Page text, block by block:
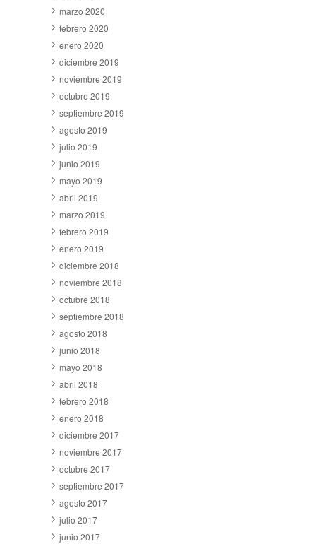
marzo 2020
febrero 2020
enero 2020
diciembre 2019
noviembre 2019
octubre 2019
septiembre 2019
agosto 2019
julio 2019
junio 2019
mayo 2019
abril 2019
marzo 2019
febrero 2019
enero 2019
diciembre 2018
noviembre 2018
octubre 2018
septiembre 2018
agosto 2018
junio 2018
mayo 2018
abril 2018
febrero 2018
enero 2018
diciembre 2017
noviembre 2017
octubre 2017
septiembre 2017
agosto 2017
julio 2017
junio 2017